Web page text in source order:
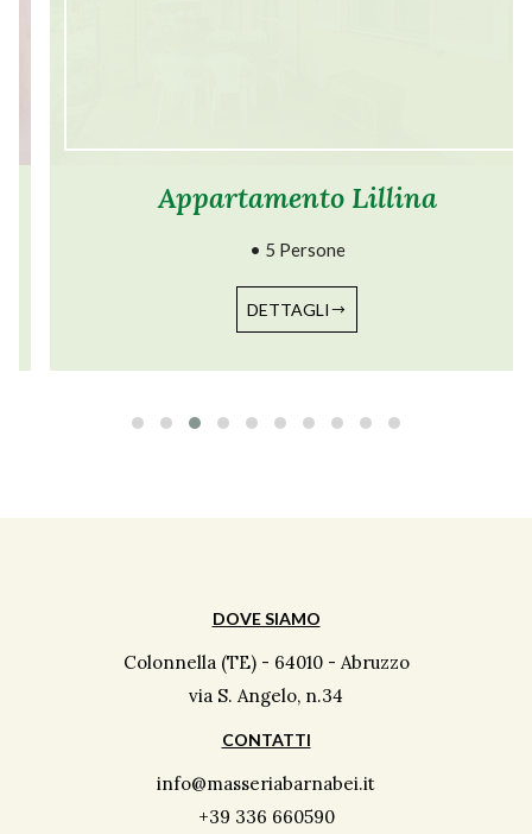
Appartamento Lillina
• 5 Persone
DETTAGLI
DOVE SIAMO
Colonnella (TE) - 64010 - Abruzzo
via S. Angelo, n.34
CONTATTI
info@masseriabarnabei.it
+39 336 660590